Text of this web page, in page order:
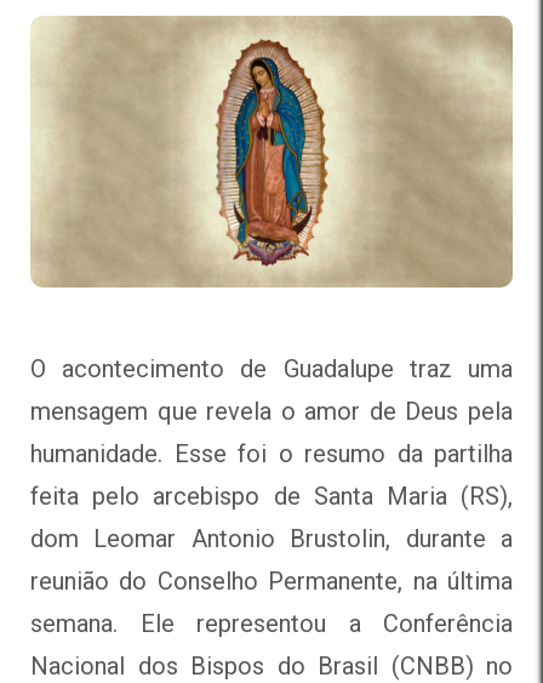
O acontecimento de Guadalupe traz uma
mensagem que revela o amor de Deus pela
humanidade. Esse foi o resumo da partilha
feita pelo arcebispo de Santa Maria (RS),
dom Leomar Antonio Brustolin, durante a
reunião do Conselho Permanente, na última
semana. Ele representou a Conferência
Nacional dos Bispos do Brasil (CNBB) no